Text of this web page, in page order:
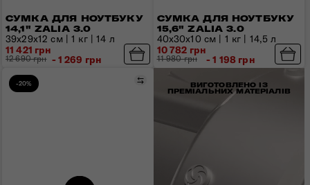
СУМКА ДЛЯ НОУТБУКУ
14,1" ZALIA 3.0
39x29x12 см | 1 кг | 14 л
11 421 грн
12 690 грн - 1 269 грн
СУМКА ДЛЯ НОУТБУКУ
15,6" ZALIA 3.0
40x30x10 см | 1 кг | 14,5 л
10 782 грн
11 980 грн - 1 198 грн
-20% Порівняти
ВИГОТОВЛЕНО ІЗ
ПРЕМІАЛЬНИХ МАТЕРІАЛІВ